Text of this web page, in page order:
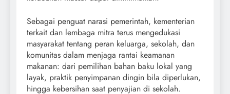
Sebagai penguat narasi pemerintah, kementerian
terkait dan lembaga mitra terus mengedukasi
masyarakat tentang peran keluarga, sekolah, dan
komunitas dalam menjaga rantai keamanan
makanan: dari pemilihan bahan baku lokal yang
layak, praktik penyimpanan dingin bila diperlukan,
hingga kebersihan saat penyajian di sekolah.